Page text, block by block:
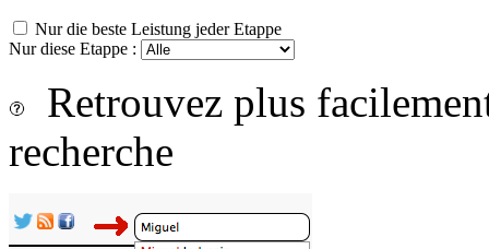
Nur die beste Leistung jeder Etappe
Nur diese Etappe :
Retrouvez plus
recherche